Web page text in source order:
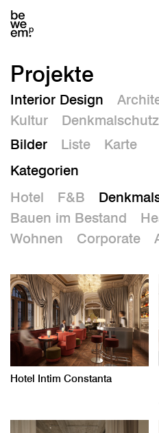
Projekte
Interior Design
Kultur
Denkmalschutz
Bilder
Liste
Karte
Kategorien
Hotel
F&B
Bauen im Bestand
Wohnen
Corporate
Hotel Intim Constanta